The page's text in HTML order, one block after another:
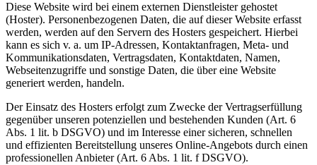
Diese Website wird bei einem externen Dienstleister gehostet
(Hoster). Personenbezogenen Daten, die auf dieser Website erfasst
werden, werden auf den Servern des Hosters gespeichert. Hierbei
kann es sich v. a. um IP-Adressen, Kontaktanfragen, Meta- und
Kommunikationsdaten, Vertragsdaten, Kontaktdaten, Namen,
Webseitenzugriffe und sonstige Daten, die über eine Website
generiert werden, handeln.
Der Einsatz des Hosters erfolgt zum Zwecke der Vertragserfüllung
gegenüber unseren potenziellen und bestehenden Kunden (Art. 6
Abs. 1 lit. b DSGVO) und im Interesse einer sicheren, schnellen
und effizienten Bereitstellung unseres Online-Angebots durch einen
professionellen Anbieter (Art. 6 Abs. 1 lit. f DSGVO).